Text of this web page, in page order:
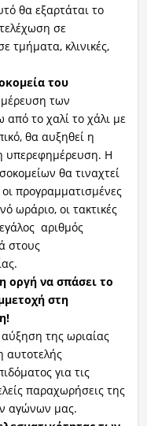
θα εξαρτάται το
σε
τμήματα, κλινικές,
του
των
το χαλί το χάλι με
θα αυξηθεί η
υπερεφημέρευση. Η
θα τιναχτεί
προγραμματισμένες
ωράριο, οι τακτικές
αριθμός
στους
οργή να σπάσει το
στη
της ωριαίας
αυτοτελής
για τις
παραχωρήσεις της
αγώνων μας.